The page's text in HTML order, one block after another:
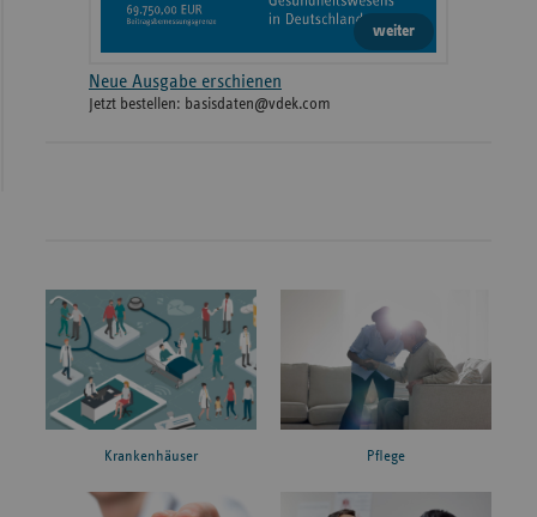
weiter
Neue Ausgabe erschienen
Jetzt bestellen: basisdaten@vdek.com
Krankenhäuser Pflege